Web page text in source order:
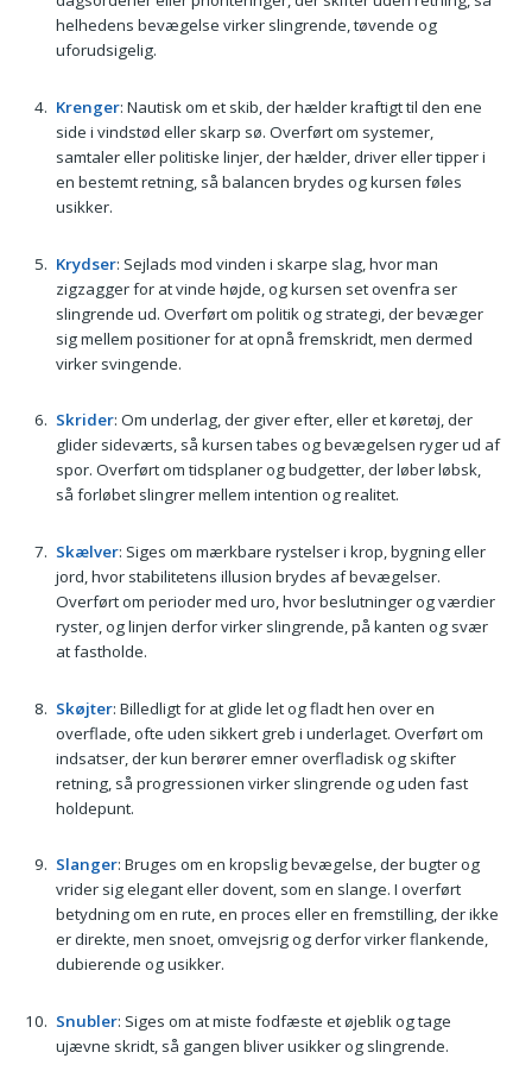
helhedens bevægelse virker slingrende, tøvende og
uforudsigelig.
Krenger: Nautisk om et skib, der hælder kraftigt til den ene
side i vindstød eller skarp sø. Overført om systemer,
samtaler eller politiske linjer, der hælder, driver eller tipper i
en bestemt retning, så balancen brydes og kursen føles
usikker.
Krydser: Sejlads mod vinden i skarpe slag, hvor man
zigzagger for at vinde højde, og kursen set ovenfra ser
slingrende ud. Overført om politik og strategi, der bevæger
sig mellem positioner for at opnå fremskridt, men dermed
virker svingende.
Skrider: Om underlag, der giver efter, eller et køretøj, der
glider sideværts, så kursen tabes og bevægelsen ryger ud af
spor. Overført om tidsplaner og budgetter, der løber løbsk,
så forløbet slingrer mellem intention og realitet.
Skælver: Siges om mærkbare rystelser i krop, bygning eller
jord, hvor stabilitetens illusion brydes af bevægelser.
Overført om perioder med uro, hvor beslutninger og værdier
ryster, og linjen derfor virker slingrende, på kanten og svær
at fastholde.
Skøjter: Billedligt for at glide let og fladt hen over en
overflade, ofte uden sikkert greb i underlaget. Overført om
indsatser, der kun berører emner overfladisk og skifter
retning, så progressionen virker slingrende og uden fast
holdepunt.
Slanger: Bruges om en kropslig bevægelse, der bugter og
vrider sig elegant eller dovent, som en slange. I overført
betydning om en rute, en proces eller en fremstilling, der ikke
er direkte, men snoet, omvejsrig og derfor virker flankende,
dubierende og usikker.
Snubler: Siges om at miste fodfæste et øjeblik og tage
ujævne skridt, så gangen bliver usikker og slingrende.